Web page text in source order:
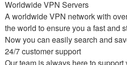
Worldwide VPN Servers
A worldwide VPN network with
the world to ensure you a fast and
Now you can easily search and
24/7 customer support